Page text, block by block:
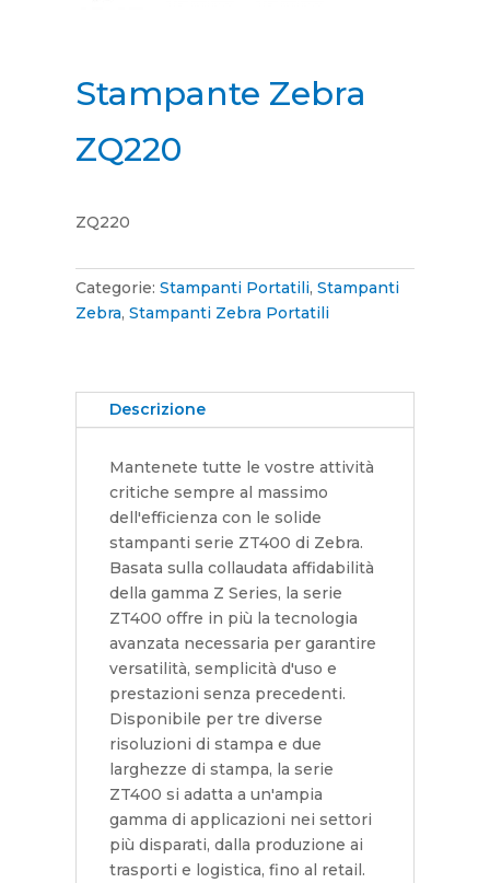
Stampante Zebra
ZQ220
ZQ220
Categorie: Stampanti Portatili, Stampanti
Zebra, Stampanti Zebra Portatili
Descrizione
Mantenete tutte le vostre attività
critiche sempre al massimo
dell'efficienza con le solide
stampanti serie ZT400 di Zebra.
Basata sulla collaudata affidabilità
della gamma Z Series, la serie
ZT400 offre in più la tecnologia
avanzata necessaria per garantire
versatilità, semplicità d'uso e
prestazioni senza precedenti.
Disponibile per tre diverse
risoluzioni di stampa e due
larghezze di stampa, la serie
ZT400 si adatta a un'ampia
gamma di applicazioni nei settori
più disparati, dalla produzione ai
trasporti e logistica, fino al retail.